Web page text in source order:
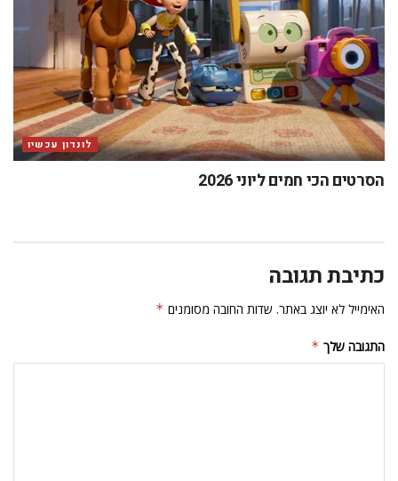
לונדון עכשיו
הסרטים הכי חמים ליוני 2026
כתיבת תגובה
האימייל לא יוצג באתר. שדות החובה מסומנים *
התגובה שלך *